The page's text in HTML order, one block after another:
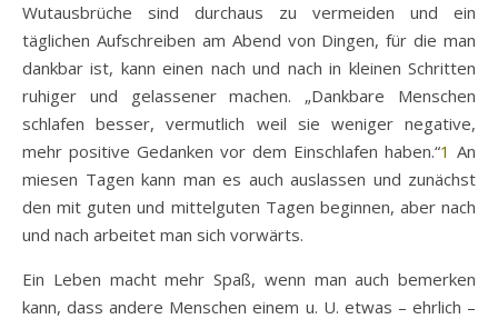
Wutausbrüche sind durchaus zu vermeiden und ein
täglichen Aufschreiben am Abend von Dingen, für die man
dankbar ist, kann einen nach und nach in kleinen Schritten
ruhiger und gelassener machen. „Dankbare Menschen
schlafen besser, vermutlich weil sie weniger negative,
mehr positive Gedanken vor dem Einschlafen haben.“1 An
miesen Tagen kann man es auch auslassen und zunächst
den mit guten und mittelguten Tagen beginnen, aber nach
und nach arbeitet man sich vorwärts.
Ein Leben macht mehr Spaß, wenn man auch bemerken
kann, dass andere Menschen einem u. U. etwas – ehrlich –